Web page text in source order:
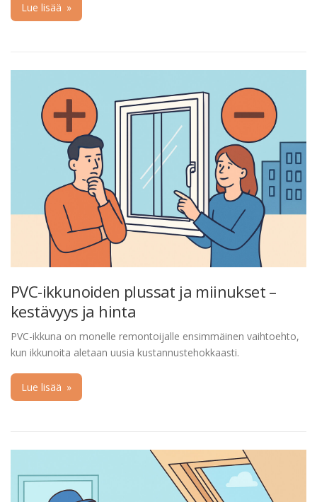
Lue lisää »
PVC-ikkunoiden plussat ja miinukset –
kestävyys ja hinta
PVC-ikkuna on monelle remontoijalle ensimmäinen vaihtoehto,
kun ikkunoita aletaan uusia kustannustehokkaasti.
Lue lisää »